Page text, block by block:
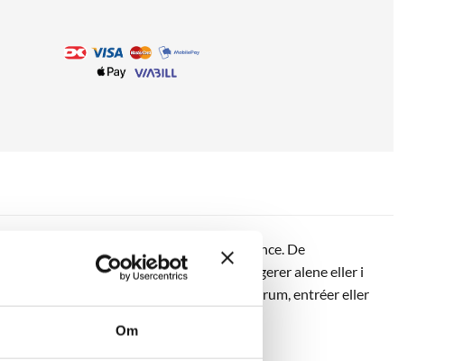
Om
der tilføjer dybde og kølig elegance. De
til moderne og kreative rum. Motivet fungerer alene eller i
det grafiske udtryk. Ideel til arbejdsrum, entréer eller